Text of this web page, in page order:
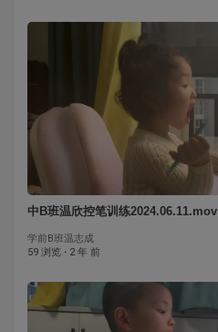
中B班温欣控笔训练2024.06.11.mov
学前B班温志成
59 浏览 · 2 年 前